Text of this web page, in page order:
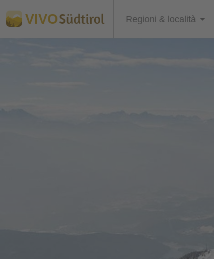
VIVOSüdtirol Regioni & località